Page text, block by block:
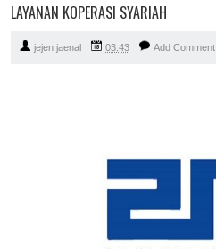
LAYANAN KOPERASI SYARIAH
jejen jaenal 03.43 Add Comment